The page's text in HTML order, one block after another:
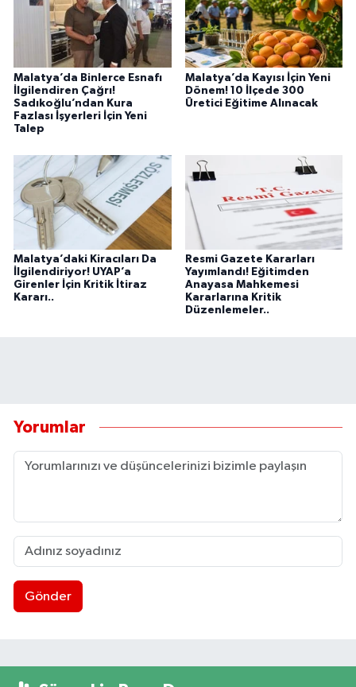
Malatya’da Binlerce Esnafı
İlgilendiren Çağrı!
Sadıkoğlu’ndan Kura
Fazlası İşyerleri İçin Yeni
Talep
Malatya’da Kayısı İçin Yeni
Dönem! 10 İlçede 300
Üretici Eğitime Alınacak
Malatya’daki Kiracıları Da
İlgilendiriyor! UYAP’a
Girenler İçin Kritik İtiraz
Kararı..
Resmi Gazete Kararları
Yayımlandı! Eğitimden
Anayasa Mahkemesi
Kararlarına Kritik
Düzenlemeler..
Yorumlar
Gönder